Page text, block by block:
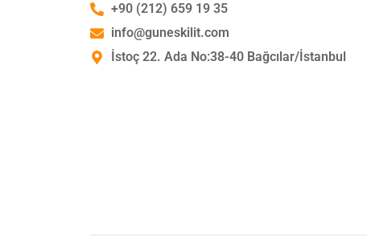
+90 (212) 659 19 35
info@guneskilit.com
İstoç 22. Ada No:38-40 Bağcılar/İstanbul